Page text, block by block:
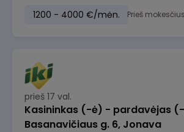
1200 - 4000 €/mėn. Prieš mokesčius
prieš 17 val.
Kasininkas (-ė) - pardavėjas
Basanavičiaus g. 6, Jonava